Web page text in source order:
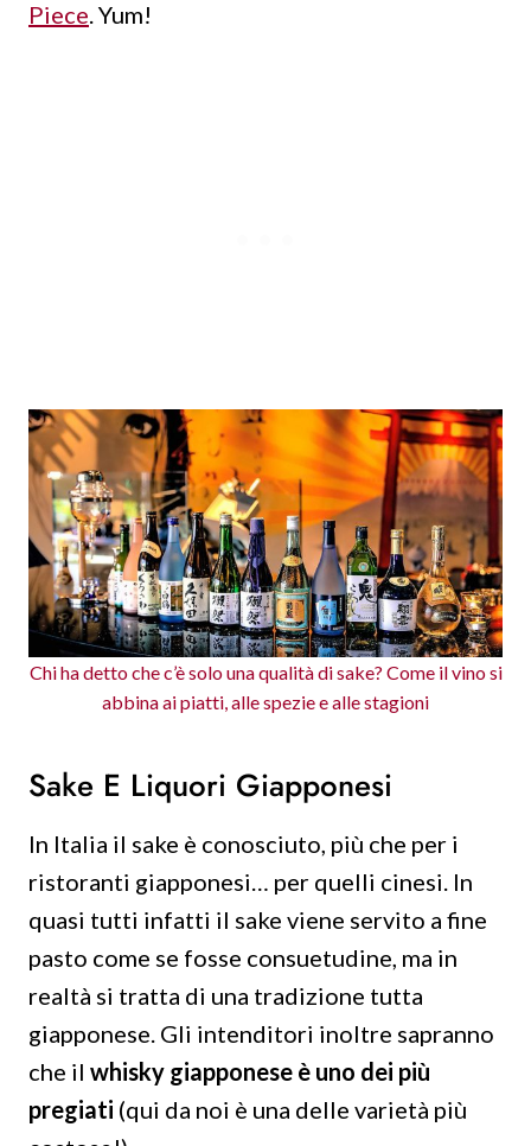
Piece. Yum!
Chi ha detto che c’è solo una qualità di sake? Come il vino si
abbina ai piatti, alle spezie e alle stagioni
Sake E Liquori Giapponesi
In Italia il sake è conosciuto, più che per i
ristoranti giapponesi… per quelli cinesi. In
quasi tutti infatti il sake viene servito a fine
pasto come se fosse consuetudine, ma in
realtà si tratta di una tradizione tutta
giapponese. Gli intenditori inoltre sapranno
che il whisky giapponese è uno dei più
pregiati (qui da noi è una delle varietà più